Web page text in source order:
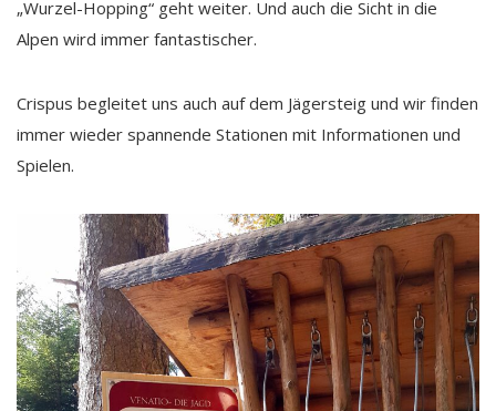
„Wurzel-Hopping“ geht weiter. Und auch die Sicht in die
Alpen wird immer fantastischer.
Crispus begleitet uns auch auf dem Jägersteig und wir finden
immer wieder spannende Stationen mit Informationen und
Spielen.